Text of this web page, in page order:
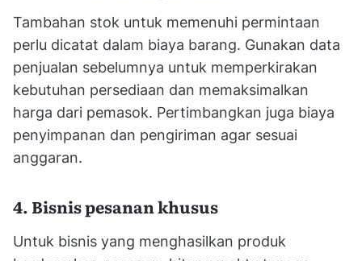
Tambahan stok untuk memenuhi permintaan
perlu dicatat dalam biaya barang. Gunakan data
penjualan sebelumnya untuk memperkirakan
kebutuhan persediaan dan memaksimalkan
harga dari pemasok. Pertimbangkan juga biaya
penyimpanan dan pengiriman agar sesuai
anggaran.
4. Bisnis pesanan khusus
Untuk bisnis yang menghasilkan produk